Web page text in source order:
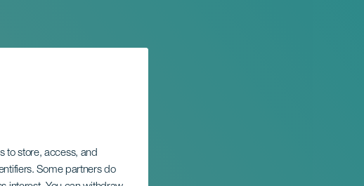
to store, access, and
Some partners do